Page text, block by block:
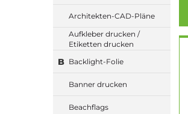
Architekten-CAD-Pläne
Aufkleber drucken /
Etiketten drucken
B Backlight-Folie
Banner drucken
Beachflags